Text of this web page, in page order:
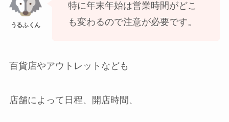
特に年末年始は営業時間がどこ
も変わるので注意が必要です。
百貨店やアウトレットなども
店舗によって日程、開店時間、